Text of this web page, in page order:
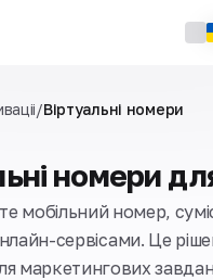
/Віртуальні номери
номери
мобільний номер,
сервісами. Це
маркетингових